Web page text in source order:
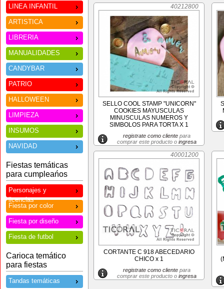
LINEA INFANTIL
ARTISTICA
LIBRERIA
MANUALIDADES
CANDYBAR
PATRIO
HALLOWEEN
LIMPIEZA
INSUMOS
NAVIDAD
Fiestas temáticas
para cumpleańos
Personajes y
licencias
Fiesta por color
Fiesta por diseño
Fiesta de futbol
Carioca temático
para fiestas
Tandas temáticas
40212800
SELLO COOL STAMP "UNICORN"
COOKIES MAYUSCULAS
MINUSCULAS NUMEROS Y
SIMBOLOS PARA TORTA X 1
registrate como clientepara
comprar este producto o ingresa
40001200
CORTANTE C 918 ABECEDARIO
CHICO x 1
registrate como clientepara
comprar este producto o ingresa